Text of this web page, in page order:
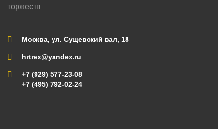
торжеств
Москва, ул. Сущевский вал, 18
hrtrex@yandex.ru
+7 (929) 577-23-08
+7 (495) 792-02-24